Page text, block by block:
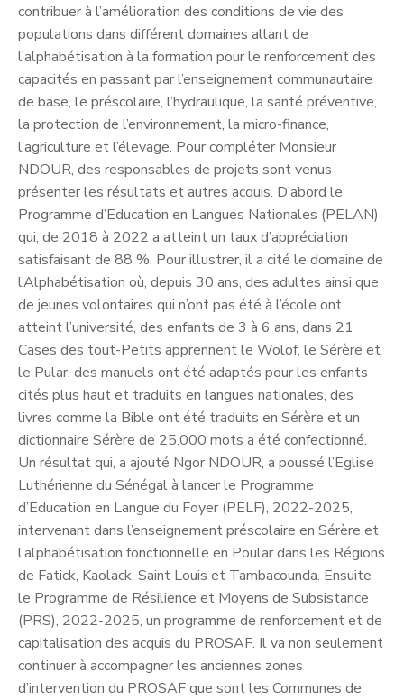
contribuer à l’amélioration des conditions de vie des
populations dans différent domaines allant de
l’alphabétisation à la formation pour le renforcement des
capacités en passant par l’enseignement communautaire
de base, le préscolaire, l’hydraulique, la santé préventive,
la protection de l’environnement, la micro-finance,
l’agriculture et l’élevage. Pour compléter Monsieur
NDOUR, des responsables de projets sont venus
présenter les résultats et autres acquis. D’abord le
Programme d’Education en Langues Nationales (PELAN)
qui, de 2018 à 2022 a atteint un taux d’appréciation
satisfaisant de 88 %. Pour illustrer, il a cité le domaine de
l’Alphabétisation où, depuis 30 ans, des adultes ainsi que
de jeunes volontaires qui n’ont pas été à l’école ont
atteint l’université, des enfants de 3 à 6 ans, dans 21
Cases des tout-Petits apprennent le Wolof, le Sérère et
le Pular, des manuels ont été adaptés pour les enfants
cités plus haut et traduits en langues nationales, des
livres comme la Bible ont été traduits en Sérère et un
dictionnaire Sérère de 25.000 mots a été confectionné.
Un résultat qui, a ajouté Ngor NDOUR, a poussé l’Eglise
Luthérienne du Sénégal à lancer le Programme
d’Education en Langue du Foyer (PELF), 2022-2025,
intervenant dans l’enseignement préscolaire en Sérère et
l’alphabétisation fonctionnelle en Poular dans les Régions
de Fatick, Kaolack, Saint Louis et Tambacounda. Ensuite
le Programme de Résilience et Moyens de Subsistance
(PRS), 2022-2025, un programme de renforcement et de
capitalisation des acquis du PROSAF. Il va non seulement
continuer à accompagner les anciennes zones
d’intervention du PROSAF que sont les Communes de